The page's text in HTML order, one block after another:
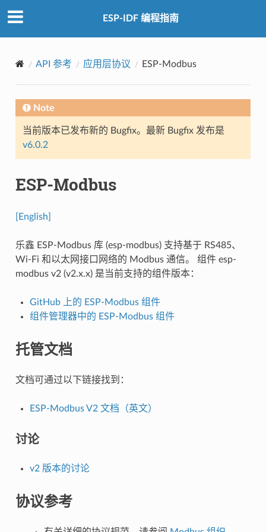
ESP-IDF 编程指南
API 参考 应用层协议 ESP-Modbus
Note
当前版本已发布新的 Bugfix。最新 Bugfix 发布是
v6.0.2
ESP-Modbus
[English]
乐鑫 ESP-Modbus 库 (esp-modbus) 支持基于 RS485、
Wi-Fi 和以太网接口网络的 Modbus 通信。 组件 esp-
modbus v2 (v2.x.x) 是当前支持的组件版本：
GitHub 上的 ESP-Modbus 组件
组件管理器中的 ESP-Modbus 组件
托管文档
文档可通过以下链接找到：
ESP-Modbus V2 文档（英文）
讨论
v2 版本的讨论
协议参考